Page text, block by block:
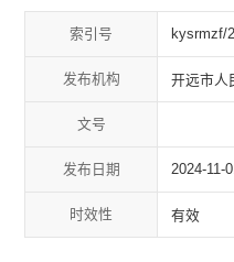
索引号 kysrmzf/
发布机构 开远市人
文号
发布日期 2024-11-
时效性 有效